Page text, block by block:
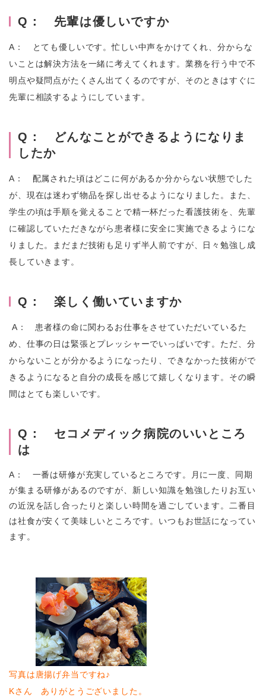
Q： 先輩は優しいですか
A： とても優しいです。忙しい中声をかけてくれ、分からな
いことは解決方法を一緒に考えてくれます。業務を行う中で不
明点や疑問点がたくさん出てくるのですが、そのときはすぐに
先輩に相談するようにしています。
Q： どんなことができるようになりま
したか
A： 配属された頃はどこに何があるか分からない状態でした
が、現在は迷わず物品を探し出せるようになりました。また、
学生の頃は手順を覚えることで精一杯だった看護技術を、先輩
に確認していただきながら患者様に安全に実施できるようにな
りました。まだまだ技術も足りず半人前ですが、日々勉強し成
長していきます。
Q： 楽しく働いていますか
A： 患者様の命に関わるお仕事をさせていただいているた
め、仕事の日は緊張とプレッシャーでいっぱいです。ただ、分
からないことが分かるようになったり、できなかった技術がで
きるようになると自分の成長を感じて嬉しくなります。その瞬
間はとても楽しいです。
Q： セコメディック病院のいいところ
は
A： 一番は研修が充実しているところです。月に一度、同期
が集まる研修があるのですが、新しい知識を勉強したりお互い
の近況を話し合ったりと楽しい時間を過ごしています。二番目
は社食が安くて美味しいところです。いつもお世話になってい
ます。
写真は唐揚げ弁当ですね♪
Kさん ありがとうございました。